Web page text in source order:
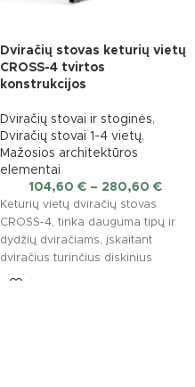
Dviračių stovas keturių vietų
CROSS-4 tvirtos
konstrukcijos
Dviračių stovai ir stoginės,
Dviračių stovai 1-4 vietų,
Mažosios architektūros
elementai
104,60 € – 280,60 €
Keturių vietų dviračių stovas
CROSS-4, tinka dauguma tipų ir
dydžių dviračiams, įskaitant
dviračius turinčius diskinius